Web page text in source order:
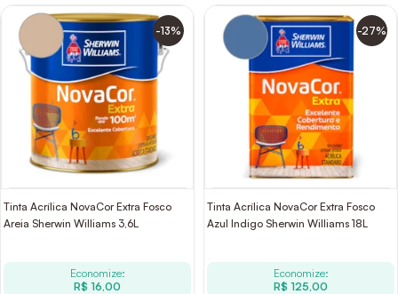
-13%
Tinta Acrílica NovaCor Extra Fosco
Areia Sherwin Williams 3,6L
Economize:
R$ 16,00
-27%
Tinta Acrílica NovaCor Extra Fosco
Azul Indigo Sherwin Williams 18L
Economize:
R$ 125,00